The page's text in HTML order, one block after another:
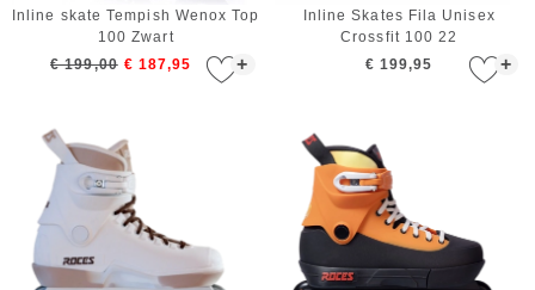
+
Inline skate Tempish Wenox Top
100 Zwart
€ 199,00 € 187,95 +
Inline Skates Fila Unisex
Crossfit 100 22
€ 199,95